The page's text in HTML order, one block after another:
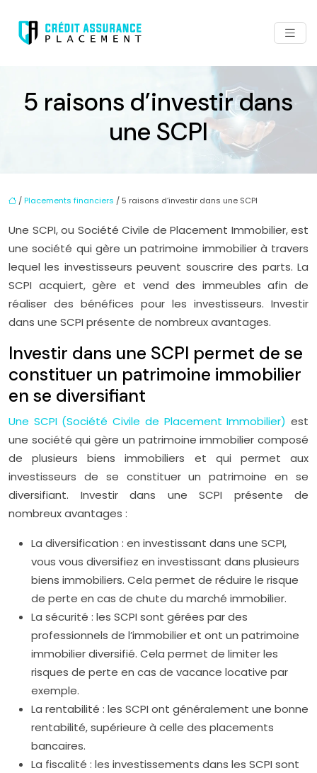
5 raisons d’investir dans
une SCPI
/Placements financiers / 5 raisons d’investir dans une SCPI
Une SCPI, ou Société Civile de Placement Immobilier, est
une société qui gère un patrimoine immobilier à travers
lequel les investisseurs peuvent souscrire des parts. La
SCPI acquiert, gère et vend des immeubles afin de
réaliser des bénéfices pour les investisseurs. Investir
dans une SCPI présente de nombreux avantages.
Investir dans une SCPI permet de se
constituer un patrimoine immobilier
en se diversifiant
Une SCPI (Société Civile de Placement Immobilier) est
une société qui gère un patrimoine immobilier composé
de plusieurs biens immobiliers et qui permet aux
investisseurs de se constituer un patrimoine en se
diversifiant. Investir dans une SCPI présente de
nombreux avantages :
La diversification : en investissant dans une SCPI,
vous vous diversifiez en investissant dans plusieurs
biens immobiliers. Cela permet de réduire le risque
de perte en cas de chute du marché immobilier.
La sécurité : les SCPI sont gérées par des
professionnels de l’immobilier et ont un patrimoine
immobilier diversifié. Cela permet de limiter les
risques de perte en cas de vacance locative par
exemple.
La rentabilité : les SCPI ont généralement une bonne
rentabilité, supérieure à celle des placements
bancaires.
La fiscalité : les investissements dans les SCPI sont